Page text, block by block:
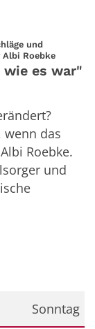
und
Roebke:
es war"
wenn das
Roebke.
und
Sonntag